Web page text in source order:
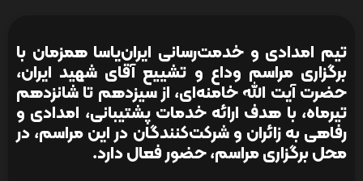
تیم امدادی و خدمت‌رسانی ایران‌یاسا همزمان با
برگزاری مراسم وداع و تشییع آقای شهید ایران،
حضرت آیت الله خامنه‌ای، از سیزدهم تا شانزدهم
تیرماه، با هدف ارائه خدمات پشتیبانی، امدادی و
رفاهی به زائران و شرکت‌کنندگان در این مراسم، در
محل برگزاری مراسم، حضور فعال دارد.